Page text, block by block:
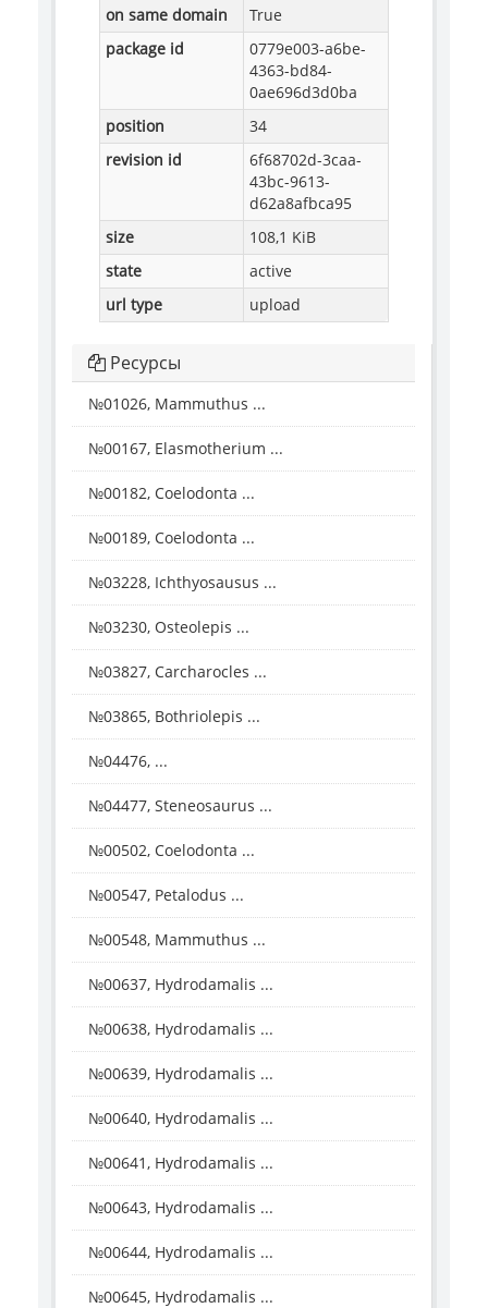
on same domain
True
package id
0779e003-a6be-
4363-bd84-
0ae696d3d0ba
position
34
revision id
6f68702d-3caa-
43bc-9613-
d62a8afbca95
size
108,1 KiB
state
active
url type
upload
Ресурсы
№01026, Mammuthus ...
№00167, Elasmotherium ...
№00182, Coelodonta ...
№00189, Coelodonta ...
№03228, Ichthyosausus ...
№03230, Osteolepis ...
№03827, Carcharocles ...
№03865, Bothriolepis ...
№04476, ...
№04477, Steneosaurus ...
№00502, Coelodonta ...
№00547, Petalodus ...
№00548, Mammuthus ...
№00637, Hydrodamalis ...
№00638, Hydrodamalis ...
№00639, Hydrodamalis ...
№00640, Hydrodamalis ...
№00641, Hydrodamalis ...
№00643, Hydrodamalis ...
№00644, Hydrodamalis ...
№00645, Hydrodamalis ...